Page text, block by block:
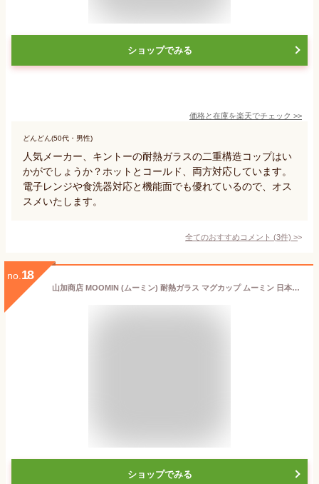
ショップでみる
価格と在庫を楽天でチェック >>
どんどん(50代・男性)
人気メーカー、キントーの耐熱ガラスの二重構造コップはい
かがでしょうか？ホットとコールド、両方対応しています。
電子レンジや食洗器対応と機能面でも優れているので、オス
スメいたします。
全てのおすすめコメント (3件) >
no. 18
山加商店 MOOMIN (ムーミン) 耐熱ガラス マグカップ ムーミン 日本製 MM3601-815 330ml
ショップでみる